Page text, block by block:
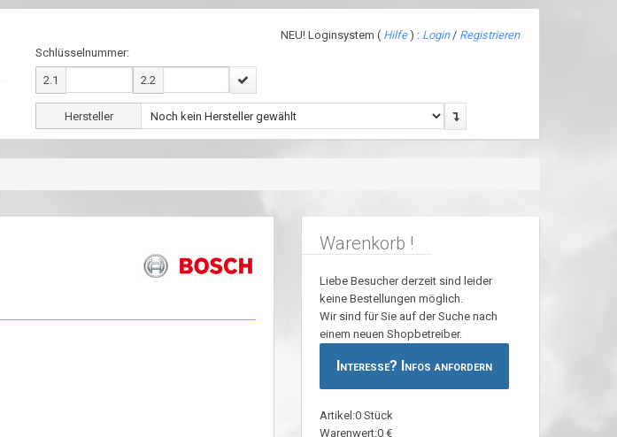
NEU! Loginsystem ( Hilfe) : Login/ Registrieren
Schlüsselnummer:
2.1 2.2
Hersteller
Warenkorb !
Liebe Besucher derzeit sind leider
keine Bestellungen möglich.
Wir sind für Sie auf der Suche nach
einem neuen Shopbetreiber.
Interesse? Infos anfordern
Artikel:0 Stück
Warenwert:0 €